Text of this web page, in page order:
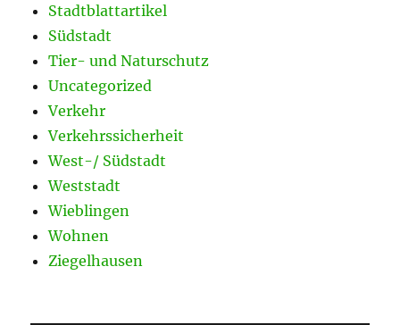
Stadtblattartikel
Südstadt
Tier- und Naturschutz
Uncategorized
Verkehr
Verkehrssicherheit
West-/ Südstadt
Weststadt
Wieblingen
Wohnen
Ziegelhausen